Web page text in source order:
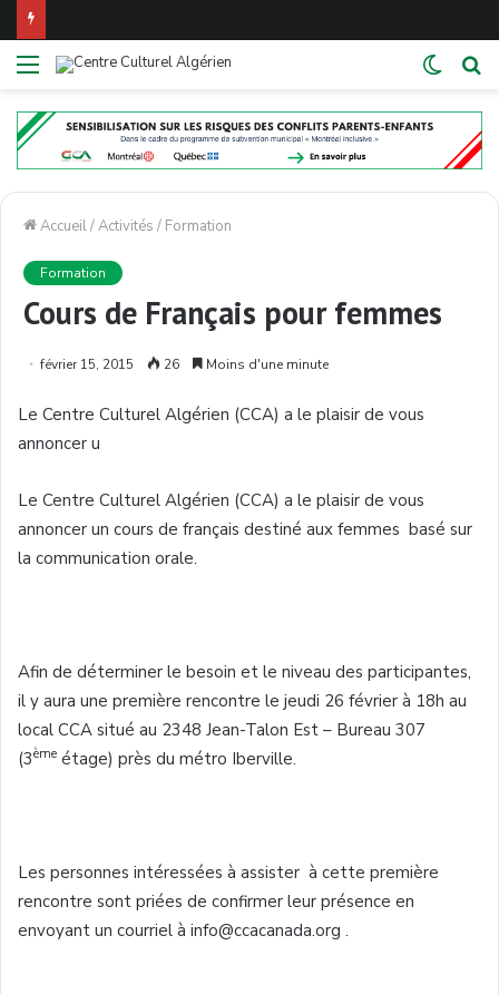
Menu
Switch
Accueil/Activités / Formation
Formation
Cours de Français pour femmes
février 15, 2015 26 Moins d'une minute
Le Centre Culturel Algérien (CCA) a le plaisir de vous
annoncer u
Le Centre Culturel Algérien (CCA) a le plaisir de vous
annoncer un cours de français destiné aux femmes basé sur
la communication orale.
Afin de déterminer le besoin et le niveau des participantes,
il y aura une première rencontre le jeudi 26 février à 18h au
local CCA situé au 2348 Jean-Talon Est – Bureau 307
(3ème étage) près du métro Iberville.
Les personnes intéressées à assister à cette première
rencontre sont priées de confirmer leur présence en
envoyant un courriel à info@ccacanada.org .